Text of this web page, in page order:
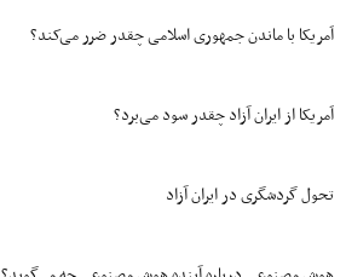
آمریکا با ماندن جمهوری اسلامی چقدر ضرر می‌کند؟
آمریکا از ایران آزاد چقدر سود می‌برد؟
تحول گردشگری در ایران آزاد